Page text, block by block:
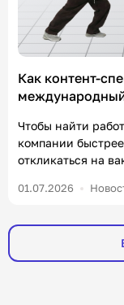
Как контент-
Чтобы найти
компании
откликаться на
нетворкингу и
зарубежном
помогут получить
Меня зовут Юлия,
01.07.2026